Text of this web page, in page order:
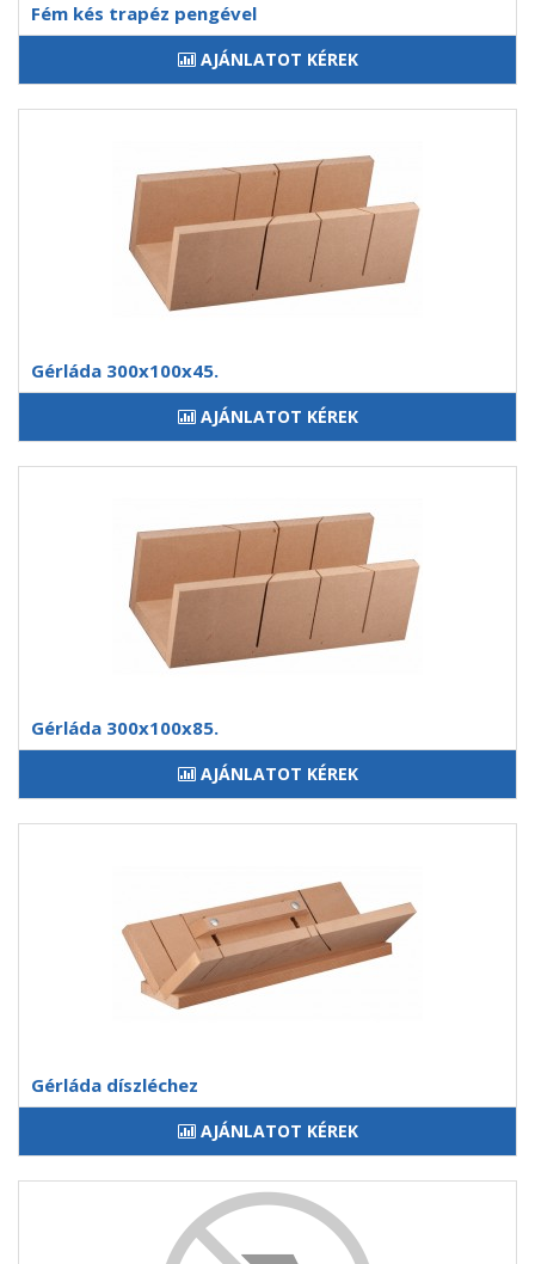
Fém kés trapéz pengével
AJÁNLATOT KÉREK
Gérláda 300x100x45.
AJÁNLATOT KÉREK
Gérláda 300x100x85.
AJÁNLATOT KÉREK
Gérláda díszléchez
AJÁNLATOT KÉREK